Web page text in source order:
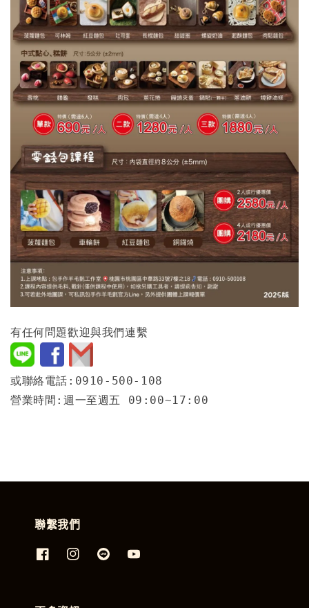
有任何問題歡迎與我們連繫
或聯絡電話:0910-500-108
營業時間:週一至週五 09:00~17:00
聯繫我們